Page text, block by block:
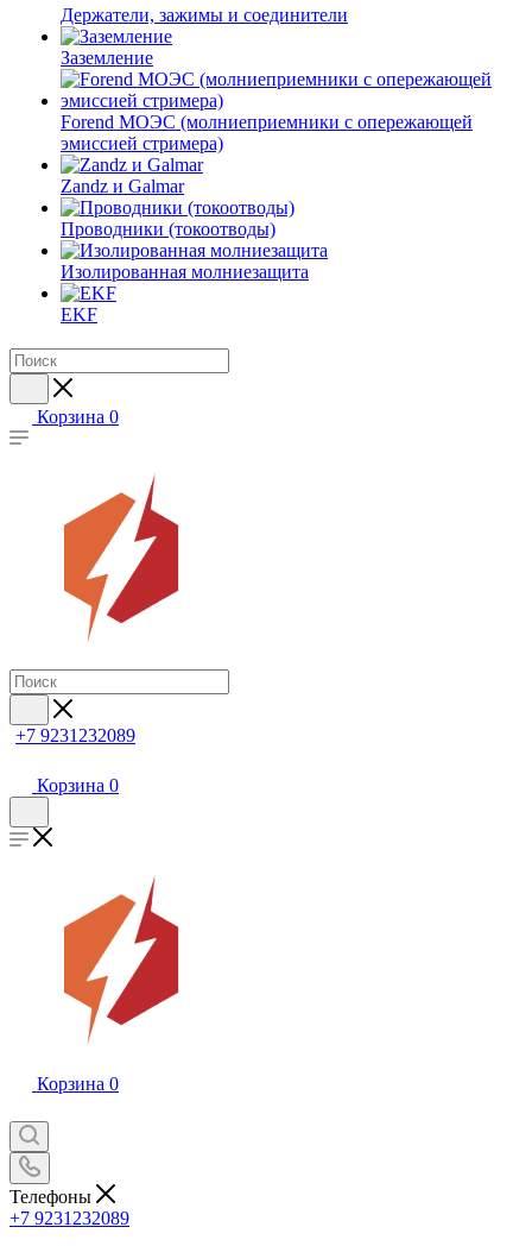
Держатели, зажимы и соединители
Заземление
Forend МОЭС (молниеприемники с опережающей
эмиссией стримера)
Zandz и Galmar
Проводники (токоотводы)
Изолированная молниезащита
EKF
Корзина 0
+7 9231232089
Корзина 0
Корзина 0
Телефоны
+7 9231232089